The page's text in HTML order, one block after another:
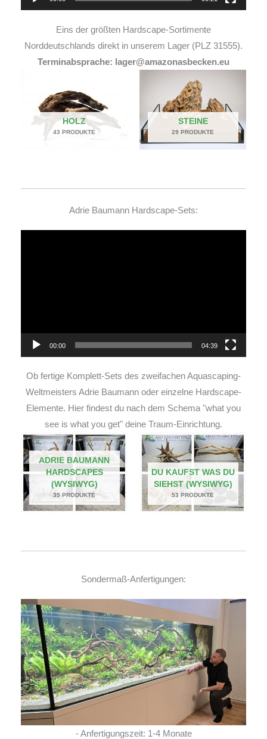
Eins der größten Hardscape-Sortimente
Norddeutschlands direkt in unserem Lager (PLZ 31555).
Terminabsprache: lager@amazonasbecken.eu
HOLZ
43 PRODUKTE
STEINE
29 PRODUKTE
Adrie Baumann Hardscape-Sets:
00:00 04:39
Ob fertige Komplett-Sets des zweifachen Aquascaping-
Weltmeisters Adrie Baumann oder einzelne Hardscape-
Elemente. Hier findest du nach dem Schema "what you
see is what you get" deine Traum-Einrichtung.
ADRIE BAUMANN
HARDSCAPES
(WYSIWYG)
35 PRODUKTE
DU KAUFST WAS DU
SIEHST (WYSIWYG)
53 PRODUKTE
Sondermaß-Anfertigungen:
- Anfertigungszeit: 1-4 Monate